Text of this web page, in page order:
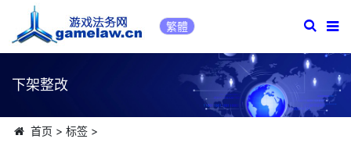
繁體
下架整改
首页 > 标签>